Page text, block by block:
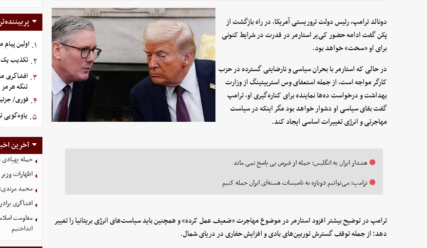
دونالد ترامپ، رئیس دولت تروریستی آمریکا، در راه بازگشت از
پکن گفت ادامه حضور کی‌یر استارمر در قدرت در شرایط کنونی
برای او «سخت» خواهد بود.
در حالی که استارمر با بحران سیاسی و نارضایتی گسترده در حزب
کارگر مواجه است، از جمله استعفای وس استرییتینگ از وزارت
بهداشت و درخواست ده‌ها نماینده برای کناره‌گیری او، ترامپ
گفت بقای سیاسی او دشوار خواهد بود مگر اینکه در سیاست
مهاجرتی و انرژی تغییرات اساسی ایجاد کند.
هشدار ایران به انگلیس: حمله از قبرس بی پاسخ نمی ماند
ترامپ: می‌توانیم دوباره به تاسیسات هسته‌ای ایران حمله کنیم
ترامپ در توضیح بیشتر افزود استارمر در موضوع مهاجرت «ضعیف عمل کرده» و همچنین باید سیاست‌های انرژی بریتانیا را تغییر
دهد؛ از جمله توقف گسترش توربین‌های بادی و افزایش حفاری در دریای شمال.
۱. اولین
۲. تکذیب یک
۳. افشاگری
تنگه هرمز
۴. فوری/
۵. یاوه‌گویی
آخرین
حمله
اظهارات
محمد مرندی:
افشاگری
مقاومت
انداختیم